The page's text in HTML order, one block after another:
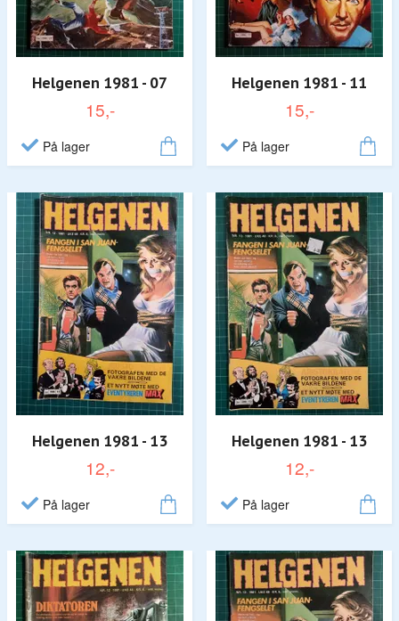
Helgenen 1981 - 07
15,-
På lager
Helgenen 1981 - 11
15,-
På lager
Helgenen 1981 - 13
12,-
På lager
Helgenen 1981 - 13
12,-
På lager